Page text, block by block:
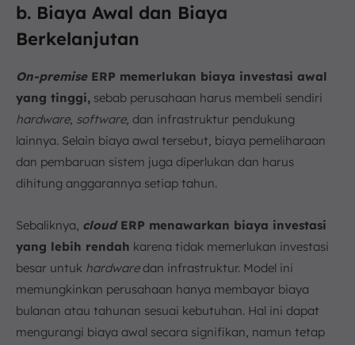
b. Biaya Awal dan Biaya
Berkelanjutan
On-premiseERP memerlukan biaya investasi awal
yang tinggi, sebab perusahaan harus membeli sendiri
hardware, software, dan infrastruktur pendukung
lainnya. Selain biaya awal tersebut, biaya pemeliharaan
dan pembaruan sistem juga diperlukan dan harus
dihitung anggarannya setiap tahun.
Sebaliknya, cloudERP menawarkan biaya investasi
yang lebih rendah karena tidak memerlukan investasi
besar untuk hardwaredan infrastruktur. Model ini
memungkinkan perusahaan hanya membayar biaya
bulanan atau tahunan sesuai kebutuhan. Hal ini dapat
mengurangi biaya awal secara signifikan, namun tetap